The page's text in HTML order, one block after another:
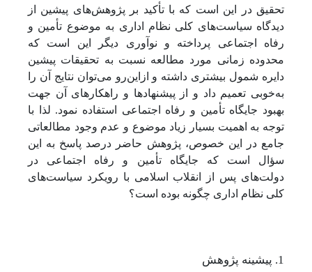
تحقیق در این است که با تأکید بر پژوهش‌های پیشین از
دیدگاه سیاست‌های کلی نظام اداری به موضوع تأمین و
رفاه اجتماعی پرداخته و نوآوری دیگر این است که
محدوده زمانی مورد مطالعه نسبت به تحقیقات پیشین
دایره شمول بیشتری داشته و ازاین‌رو می‌توان نتایج آن را
به‌خوبی تعمیم داد و از پیشنهادها و راهکارهای آن جهت
بهبود جایگاه تأمین و رفاه اجتماعی استفاده نمود. لذا با
توجه به اهمیت بسیار زیاد موضوع و عدم وجود مطالعاتی
جامع در این خصوص، پژوهش حاضر درصد پاسخ به این
سؤال است که جایگاه تأمین و رفاه اجتماعی در
دولت‌های پس از انقلاب اسلامی با رویکرد سیاست‌های
کلی نظام اداری چگونه بوده است؟
1. پیشینه پژوهش